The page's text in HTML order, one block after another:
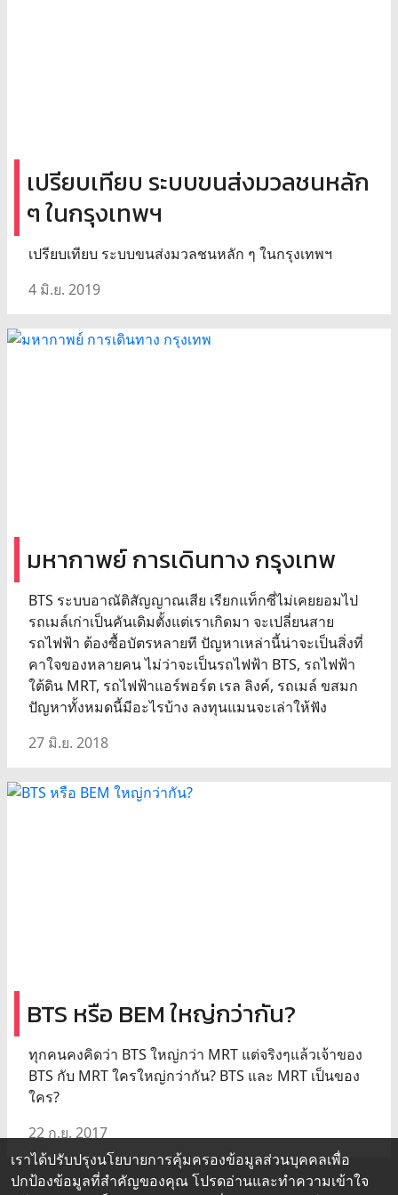
เปรียบเทียบ ระบบขนส่งมวลชนหลัก
ๆ ในกรุงเทพฯ
เปรียบเทียบ ระบบขนส่งมวลชนหลัก ๆ ในกรุงเทพฯ
4 มิ.ย. 2019
มหากาพย์ การเดินทาง กรุงเทพ
BTS ระบบอาณัติสัญญาณเสีย เรียกแท็กซี่ไม่เคยยอมไป
รถเมล์เก่าเป็นคันเดิมตั้งแต่เราเกิดมา จะเปลี่ยนสาย
รถไฟฟ้า ต้องซื้อบัตรหลายที ปัญหาเหล่านี้น่าจะเป็นสิ่งที่
คาใจของหลายคน ไม่ว่าจะเป็นรถไฟฟ้า BTS, รถไฟฟ้า
ใต้ดิน MRT, รถไฟฟ้าแอร์พอร์ต เรล ลิงค์, รถเมล์ ขสมก
ปัญหาทั้งหมดนี้มีอะไรบ้าง ลงทุนแมนจะเล่าให้ฟัง
27 มิ.ย. 2018
BTS หรือ BEM ใหญ่กว่ากัน?
ทุกคนคงคิดว่า BTS ใหญ่กว่า MRT แต่จริงๆแล้วเจ้าของ
BTS กับ MRT ใครใหญ่กว่ากัน? BTS และ MRT เป็นของ
ใคร?
22 ก.ย. 2017
เราได้ปรับปรุงนโยบายการคุ้มครองข้อมูลส่วนบุคคลเพื่อ
ปกป้องข้อมูลที่สำคัญของคุณ โปรดอ่านและทำความเข้าใจ